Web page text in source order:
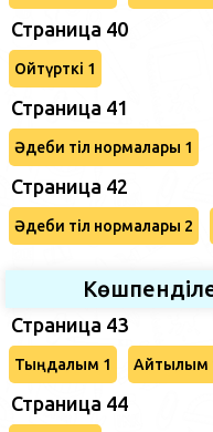
Страница 40
Ойтүрткі 1
Страница 41
Әдеби тіл нормалары 1
Страница 42
Әдеби тіл нормалары 2
Страница 43
Тыңдалым 1 Айтылым
Страница 44